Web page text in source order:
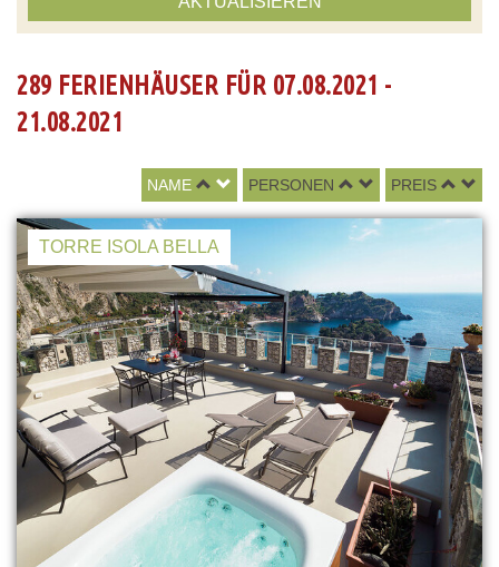
289 FERIENHÄUSER FÜR 07.08.2021 -
21.08.2021
NAME PERSONEN PREIS
TORRE ISOLA BELLA